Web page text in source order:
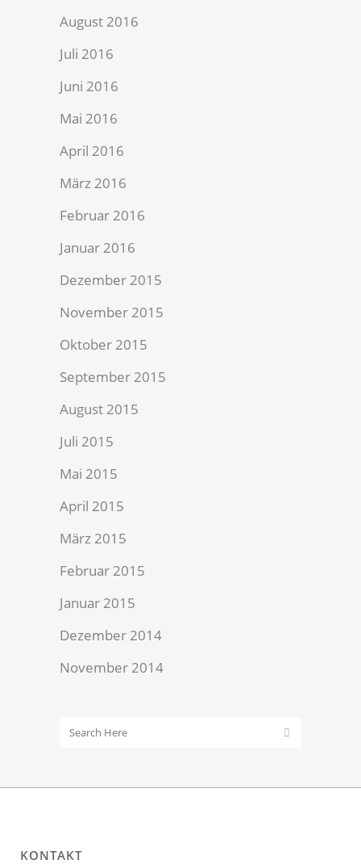
August 2016
Juli 2016
Juni 2016
Mai 2016
April 2016
März 2016
Februar 2016
Januar 2016
Dezember 2015
November 2015
Oktober 2015
September 2015
August 2015
Juli 2015
Mai 2015
April 2015
März 2015
Februar 2015
Januar 2015
Dezember 2014
November 2014
KONTAKT